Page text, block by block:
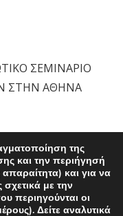
ΣΕΜΙΝΑΡΙΟ
ΣΤΗΝ ΑΘΗΝΑ
της
και την περιήγησή
και για να
με την
περιηγούνται οι
Δείτε αναλυτικά